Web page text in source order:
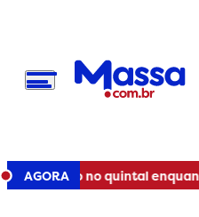
AGORA
corpo no quintal enquanto